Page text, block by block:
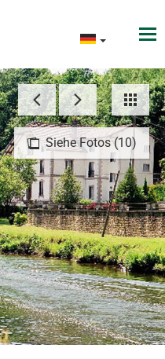
Siehe Fotos (10)